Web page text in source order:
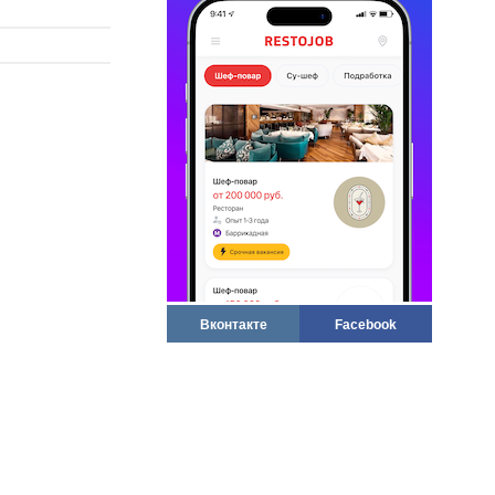
Вконтакте Facebook